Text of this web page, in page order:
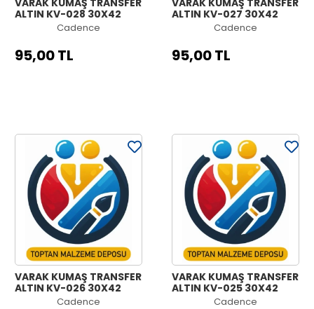
VARAK KUMAŞ TRANSFER
ALTIN KV-028 30X42
Cadence
95,00 TL
VARAK KUMAŞ TRANSFER
ALTIN KV-027 30X42
Cadence
95,00 TL
VARAK KUMAŞ TRANSFER
ALTIN KV-026 30X42
Cadence
VARAK KUMAŞ TRANSFER
ALTIN KV-025 30X42
Cadence